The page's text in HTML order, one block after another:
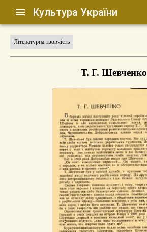
Культура України
Літературна творчість
Т. Г. Шевченко